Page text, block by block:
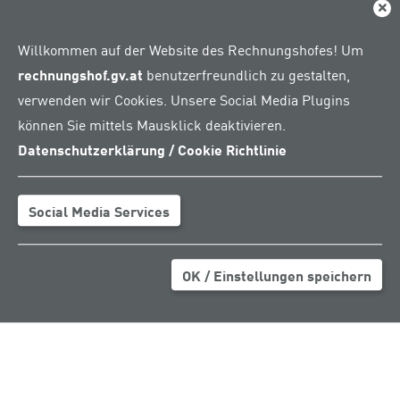
Willkommen auf der Website des Rechnungshofes! Um
rechnungshof.gv.at benutzerfreundlich zu gestalten,
verwenden wir Cookies. Unsere Social Media Plugins
können Sie mittels Mausklick deaktivieren.
Datenschutzerklärung / Cookie Richtlinie
Social Media Services
OK / Einstellungen speichern